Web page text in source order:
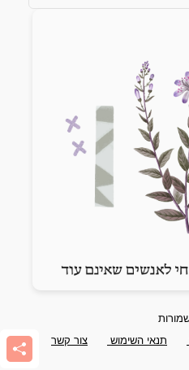
תנאי השימוש צור קשר